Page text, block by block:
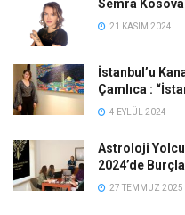
Semra
21 KASIM 2024
İstanbul’u
Çamlıca :
4 EYLÜL 2024
Astroloji
2024’de
27 TEMMUZ 2025